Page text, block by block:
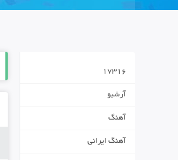
17316
آرشیو
آهنگ
آهنگ ایرانی